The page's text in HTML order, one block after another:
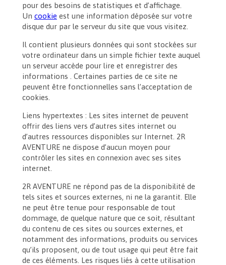
pour des besoins de statistiques et d’affichage.
Un cookie est une information déposée sur votre
disque dur par le serveur du site que vous visitez.
Il contient plusieurs données qui sont stockées sur
votre ordinateur dans un simple fichier texte auquel
un serveur accède pour lire et enregistrer des
informations . Certaines parties de ce site ne
peuvent être fonctionnelles sans l’acceptation de
cookies.
Liens hypertextes : Les sites internet de peuvent
offrir des liens vers d’autres sites internet ou
d’autres ressources disponibles sur Internet. 2R
AVENTURE ne dispose d’aucun moyen pour
contrôler les sites en connexion avec ses sites
internet.
2R AVENTURE ne répond pas de la disponibilité de
tels sites et sources externes, ni ne la garantit. Elle
ne peut être tenue pour responsable de tout
dommage, de quelque nature que ce soit, résultant
du contenu de ces sites ou sources externes, et
notamment des informations, produits ou services
qu’ils proposent, ou de tout usage qui peut être fait
de ces éléments. Les risques liés à cette utilisation